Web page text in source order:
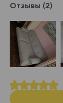
Отзывы (2)